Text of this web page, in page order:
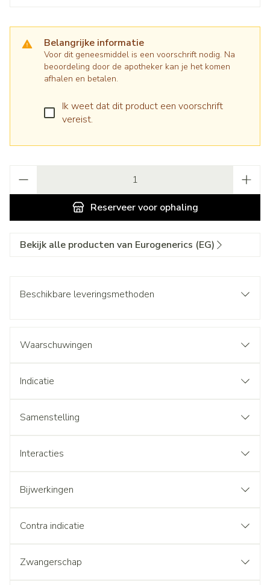
Belangrijke informatie
Voor dit geneesmiddel is een voorschrift nodig. Na
beoordeling door de apotheker kan je het komen
afhalen en betalen.
Ik weet dat dit product een voorschrift
vereist.
Reserveervoor ophaling
Bekijk alle producten van Eurogenerics (EG)
Beschikbare leveringsmethoden
Waarschuwingen
Indicatie
Samenstelling
Interacties
Bijwerkingen
Contra indicatie
Zwangerschap